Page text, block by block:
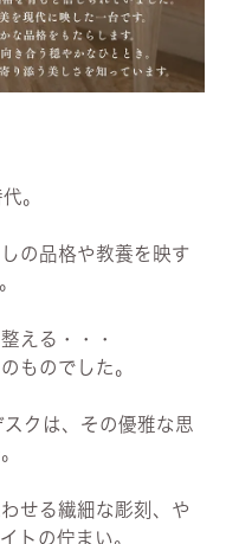
。
の品格や教養を映す
える・・・
ものでした。
クは、その優雅な思
せる繊細な彫刻、や
トの佇まい。